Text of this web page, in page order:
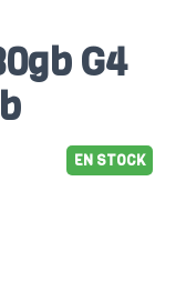
G4
EN STOCK